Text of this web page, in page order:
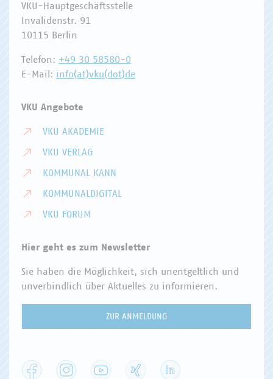
VKU-Hauptgeschäftsstelle
Invalidenstr. 91
10115 Berlin
Telefon: +49 30 58580-0
E-Mail: info(at)vku(dot)de
VKU Angebote
VKU AKADEMIE
VKU VERLAG
KOMMUNAL KANN
KOMMUNALDIGITAL
VKU FORUM
Hier geht es zum Newsletter
Sie haben die Möglichkeit, sich unentgeltlich und
unverbindlich über Aktuelles zu informieren.
ZUR ANMELDUNG
Facebook Instagram YouTube